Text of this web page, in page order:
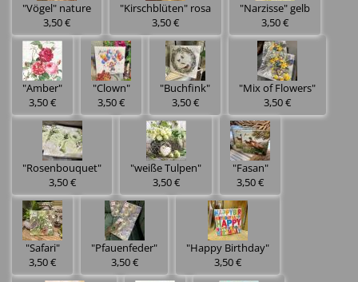
"Vögel" nature
3,50 €
"Kirschblüten" rosa
3,50 €
"Narzisse" gelb
3,50 €
"Amber"
3,50 €
"Clown"
3,50 €
"Buchfink"
3,50 €
"Mix of Flowers"
3,50 €
"Rosenbouquet"
3,50 €
"weiße Tulpen"
3,50 €
"Fasan"
3,50 €
"Safari"
3,50 €
"Pfauenfeder"
3,50 €
"Happy Birthday"
3,50 €